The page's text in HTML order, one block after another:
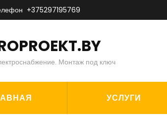
+375297195769
Монтаж под ключ
УСЛУГИ